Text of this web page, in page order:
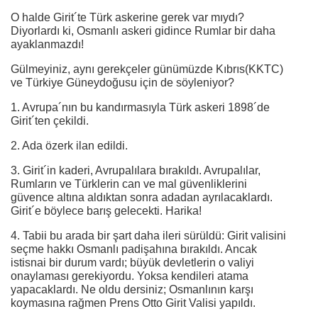
O halde Girit´te Türk askerine gerek var mıydı?
Diyorlardı ki, Osmanlı askeri gidince Rumlar bir daha
ayaklanmazdı!
Gülmeyiniz, aynı gerekçeler günümüzde Kıbrıs(KKTC)
ve Türkiye Güneydoğusu için de söyleniyor?
1. Avrupa´nın bu kandırmasıyla Türk askeri 1898´de
Girit´ten çekildi.
2. Ada özerk ilan edildi.
3. Girit´in kaderi, Avrupalılara bırakıldı. Avrupalılar,
Rumların ve Türklerin can ve mal güvenliklerini
güvence altına aldıktan sonra adadan ayrılacaklardı.
Girit´e böylece barış gelecekti. Harika!
4. Tabii bu arada bir şart daha ileri sürüldü: Girit valisini
seçme hakkı Osmanlı padişahına bırakıldı. Ancak
istisnai bir durum vardı; büyük devletlerin o valiyi
onaylaması gerekiyordu. Yoksa kendileri atama
yapacaklardı. Ne oldu dersiniz; Osmanlının karşı
koymasına rağmen Prens Otto Girit Valisi yapıldı.